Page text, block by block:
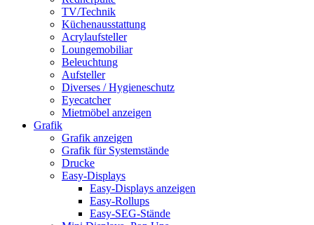
TV/Technik
Küchenausstattung
Acrylaufsteller
Loungemobiliar
Beleuchtung
Aufsteller
Diverses / Hygieneschutz
Eyecatcher
Mietmöbel anzeigen
Grafik
Grafik anzeigen
Grafik für Systemstände
Drucke
Easy-Displays
Easy-Displays anzeigen
Easy-Rollups
Easy-SEG-Stände